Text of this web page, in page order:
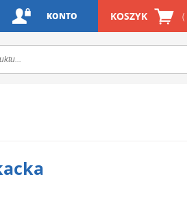
KOSZYK (
KONTO